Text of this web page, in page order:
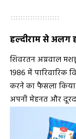
हल्दीराम से अलग
शिवरतन अग्रवाल
1986 में पारिवारिक
करने का फैसला
अपनी मेहनत और